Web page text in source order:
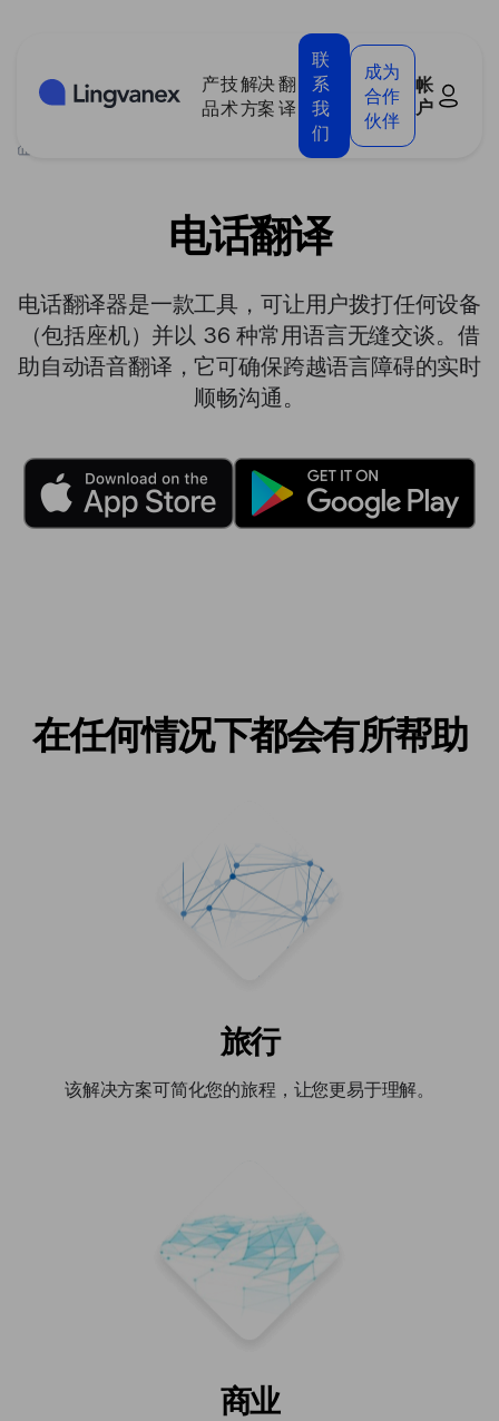
产
品
技
术
解决
方案
翻
译
联
系
我
们
成为
合作
伙伴
帐
户
电话翻译
电话翻译器是一款工具，可让用户拨打任何设备
（包括座机）并以 36 种常用语言无缝交谈。借
助自动语音翻译，它可确保跨越语言障碍的实时
顺畅沟通。
在任何情况下都会有所帮助
旅行
该解决方案可简化您的旅程，让您更易于理解。
商业